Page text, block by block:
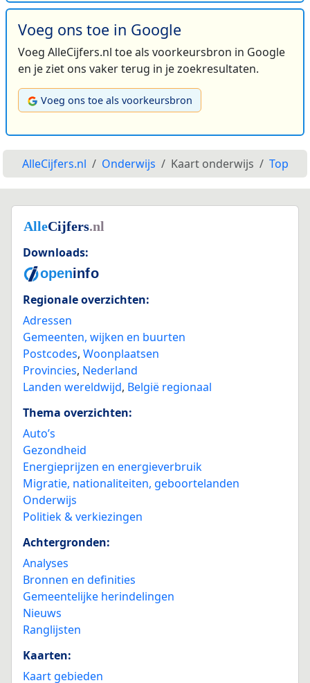
Voeg ons toe in Google
Voeg AlleCijfers.nl toe als voorkeursbron in Google
en je ziet ons vaker terug in je zoekresultaten.
Voeg ons toe als voorkeursbron
AlleCijfers.nl Onderwijs Kaart onderwijs Top
Downloads:
Regionale overzichten:
Adressen
Gemeenten, wijken en buurten
Postcodes, Woonplaatsen
Provincies, Nederland
Landen wereldwijd, België regionaal
Thema overzichten:
Auto’s
Gezondheid
Energieprijzen en energieverbruik
Migratie, nationaliteiten, geboortelanden
Onderwijs
Politiek & verkiezingen
Achtergronden:
Analyses
Bronnen en definities
Gemeentelijke herindelingen
Nieuws
Ranglijsten
Kaarten:
Kaart gebieden